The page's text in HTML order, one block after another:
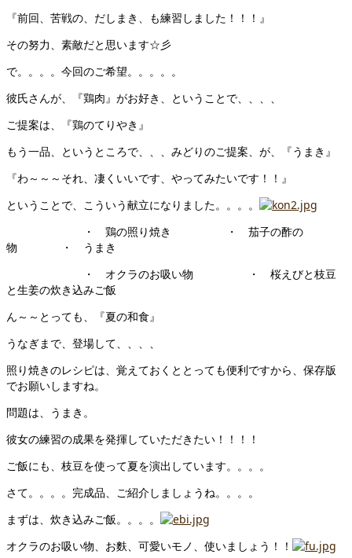
『前回、苦戦の、だしまき、も練習しました！！！』
その努力、素敵だと思います☆彡
で。。。。今回のご希望。。。。。
彼氏さんが、『鶏肉』がお好き、ということで、、、、
ご提案は、『鶏のてりやき』
もう一品、というところで、、、みどりのご提案、が、『うまき』
『わ～～～それ、凄くいいです、やってみたいです！！』
ということで、こういう献立になりました。。。。
・ 鶏の照り焼き ・ 茄子の酢の
物 ・ うまき
・ オクラのお吸い物 ・ 桜えびと枝豆
と生姜の炊き込みご飯
ん～～とっても、『夏の和食』
うなぎまで、登場して、、、、
照り焼きのレシピは、覚えておくととっても便利ですから、保存版
でお願いしますね。
問題は、うまき。
彼女の練習の成果を発揮していただきたい！！！！
ご飯にも、枝豆を使って夏を演出しています。。。。
さて。。。。完成品、ご紹介しましょうね。。。。
まずは、炊き込みご飯。。。。
オクラのお吸い物、お麩、可愛いモノ、使いましょう！！